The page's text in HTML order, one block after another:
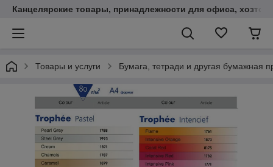
Канцелярские товары, принадлежности для офиса,
Товары и услуги Бумага, тетради и другая бумажная